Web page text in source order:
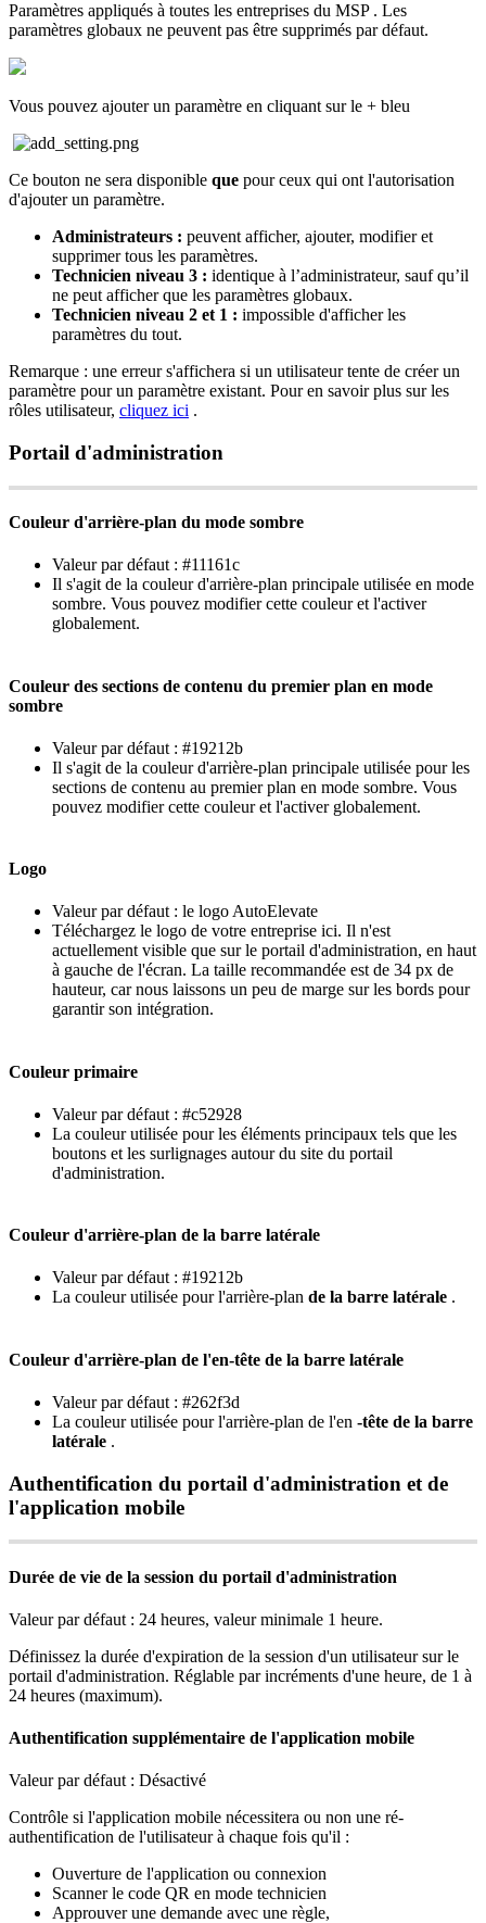
Paramètres appliqués à toutes les entreprises du MSP . Les
paramètres globaux ne peuvent pas être supprimés par défaut.
Vous pouvez ajouter un paramètre en cliquant sur le + bleu
Ce bouton ne sera disponible que pour ceux qui ont l'autorisation
d'ajouter un paramètre.
Administrateurs : peuvent afficher, ajouter, modifier et
supprimer tous les paramètres.
Technicien niveau 3 : identique à l’administrateur, sauf qu’il
ne peut afficher que les paramètres globaux.
Technicien niveau 2 et 1 : impossible d'afficher les
paramètres du tout.
Remarque : une erreur s'affichera si un utilisateur tente de créer un
paramètre pour un paramètre existant. Pour en savoir plus sur les
rôles utilisateur, cliquez ici .
Portail d'administration
Couleur d'arrière-plan du mode sombre
Valeur par défaut : #11161c
Il s'agit de la couleur d'arrière-plan principale utilisée en mode
sombre. Vous pouvez modifier cette couleur et l'activer
globalement.
Couleur des sections de contenu du premier plan en mode
sombre
Valeur par défaut : #19212b
Il s'agit de la couleur d'arrière-plan principale utilisée pour les
sections de contenu au premier plan en mode sombre. Vous
pouvez modifier cette couleur et l'activer globalement.
Logo
Valeur par défaut : le logo AutoElevate
Téléchargez le logo de votre entreprise ici. Il n'est
actuellement visible que sur le portail d'administration, en haut
à gauche de l'écran. La taille recommandée est de 34 px de
hauteur, car nous laissons un peu de marge sur les bords pour
garantir son intégration.
Couleur primaire
Valeur par défaut : #c52928
La couleur utilisée pour les éléments principaux tels que les
boutons et les surlignages autour du site du portail
d'administration.
Couleur d'arrière-plan de la barre latérale
Valeur par défaut : #19212b
La couleur utilisée pour l'arrière-plan de la barre latérale .
Couleur d'arrière-plan de l'en-tête de la barre latérale
Valeur par défaut : #262f3d
La couleur utilisée pour l'arrière-plan de l'en -tête de la barre
latérale .
Authentification du portail d'administration et de
l'application mobile
Durée de vie de la session du portail d'administration
Valeur par défaut : 24 heures, valeur minimale 1 heure.
Définissez la durée d'expiration de la session d'un utilisateur sur le
portail d'administration. Réglable par incréments d'une heure, de 1 à
24 heures (maximum).
Authentification supplémentaire de l'application mobile
Valeur par défaut : Désactivé
Contrôle si l'application mobile nécessitera ou non une ré-
authentification de l'utilisateur à chaque fois qu'il :
Ouverture de l'application ou connexion
Scanner le code QR en mode technicien
Approuver une demande avec une règle,